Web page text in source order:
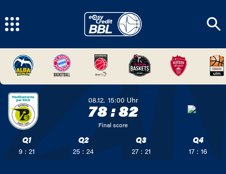
08.12. 15:00 Uhr
78:82
Final score
Q1
9 : 21
Q2
25 : 24
Q3
27 : 21
Q4
17 : 16